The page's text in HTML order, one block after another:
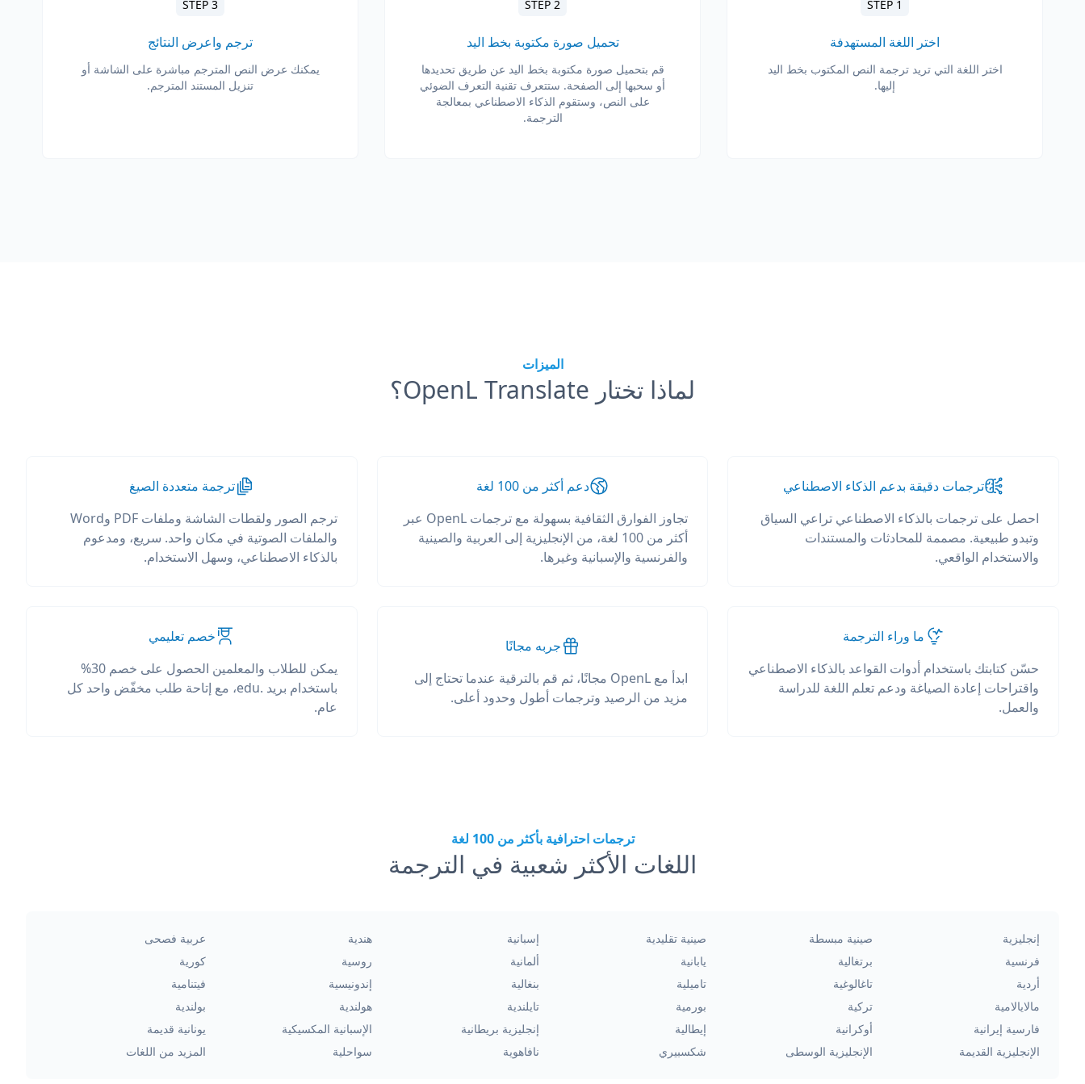
STEP 1
اختر اللغة المستهدفة
اختر اللغة التي تريد ترجمة النص المكتوب بخط اليد
إليها.
STEP 2
تحميل صورة مكتوبة بخط اليد
قم بتحميل صورة مكتوبة بخط اليد عن طريق تحديدها
أو سحبها إلى الصفحة. ستتعرف تقنية التعرف الضوئي
على النص، وستقوم الذكاء الاصطناعي بمعالجة
الترجمة.
STEP 3
ترجم واعرض النتائج
يمكنك عرض النص المترجم مباشرة على الشاشة أو
تنزيل المستند المترجم.
الميزات
لماذا تختار OpenL Translate؟
ترجمات دقيقة بدعم الذكاء الاصطناعي
احصل على ترجمات بالذكاء الاصطناعي تراعي السياق
وتبدو طبيعية. مصممة للمحادثات والمستندات
والاستخدام الواقعي.
دعم أكثر من 100 لغة
تجاوز الفوارق الثقافية بسهولة مع ترجمات OpenL عبر
أكثر من 100 لغة، من الإنجليزية إلى العربية والصينية
والفرنسية والإسبانية وغيرها.
ترجمة متعددة الصيغ
ترجم الصور ولقطات الشاشة وملفات PDF وWord
والملفات الصوتية في مكان واحد. سريع، ومدعوم
بالذكاء الاصطناعي، وسهل الاستخدام.
ما وراء الترجمة
حسّن كتابتك باستخدام أدوات القواعد بالذكاء الاصطناعي
واقتراحات إعادة الصياغة ودعم تعلم اللغة للدراسة
والعمل.
جربه مجانًا
ابدأ مع OpenL مجانًا، ثم قم بالترقية عندما تحتاج إلى
مزيد من الرصيد وترجمات أطول وحدود أعلى.
خصم تعليمي
يمكن للطلاب والمعلمين الحصول على خصم 30%
باستخدام بريد .edu، مع إتاحة طلب مخفّض واحد كل
عام.
ترجمات احترافية بأكثر من 100 لغة
اللغات الأكثر شعبية في الترجمة
إنجليزية صينية مبسطة صينية تقليدية إسبانية هندية
عربية فصحى
فرنسية
برتغالية يابانية ألمانية روسية
كورية
أردية
تاغالوغية تاميلية بنغالية إندونيسية
فيتنامية
مالايالامية
تركية بورمية تايلندية هولندية
بولندية
فارسية إيرانية
أوكرانية إيطالية إنجليزية بريطانية الإسبانية المكسيكية
يونانية قديمة
الإنجليزية القديمة
الإنجليزية الوسطى شكسبيري نافاهوية سواحلية المزيد من اللغات